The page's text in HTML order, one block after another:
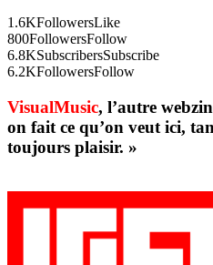
1.6KFollowersLike
800FollowersFollow
6.8KSubscribersSubscribe
6.2KFollowersFollow
VisualMusic, l’autre
on fait ce qu’on veut ici,
toujours plaisir. »